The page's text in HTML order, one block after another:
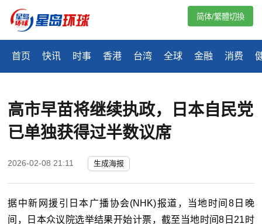
首页 快讯 时事 香港 台湾 全球 金融 消费
简体/繁體切換
高市早苗将继续执政，日本自民党
已单独获得过半数议席
2026-02-08 21:11 生成海报
据中新网援引日本广播协会(NHK)报道，当地时间8日晚
间，日本众议院选举结果开始计票，截至当地时间8日21时